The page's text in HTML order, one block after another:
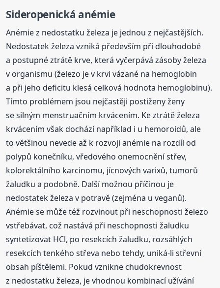
Sideropenická anémie
Anémie z nedostatku železa je jednou z nejčastějších.
Nedostatek železa vzniká především při dlouhodobé
a postupné ztrátě krve, která vyčerpává zásoby železa
v organismu (železo je v krvi vázané na hemoglobin
a při jeho deficitu klesá celková hodnota hemoglobinu).
Tímto problémem jsou nejčastěji postiženy ženy
se silným menstruačním krvácením. Ke ztrátě železa
krvácením však dochází například i u hemoroidů, ale
to většinou nevede až k rozvoji anémie na rozdíl od
polypů konečníku, vředového onemocnění střev,
kolorektálního karcinomu, jícnových varixů, tumorů
žaludku a podobně. Další možnou příčinou je
nedostatek železa v potravě (zejména u veganů).
Anémie se může též rozvinout při neschopnosti železo
vstřebávat, což nastává při neschopnosti žaludku
syntetizovat HCl, po resekcích žaludku, rozsáhlých
resekcích tenkého střeva nebo tehdy, uniká-li střevní
obsah píštělemi. Pokud vznikne chudokrevnost
z nedostatku železa, je vhodnou kombinací užívání